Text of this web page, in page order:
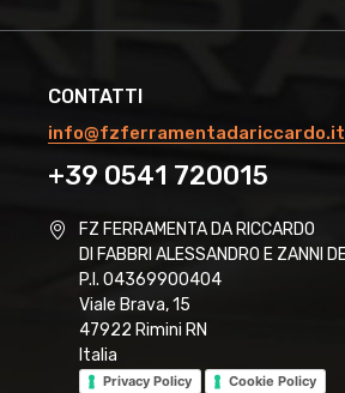
CONTATTI
info@fzferramentadariccardo.it
+39 0541 720015
FZ FERRAMENTA DA RICCARDO
DI FABBRI ALESSANDRO E ZANNI
P.I. 04369900404
Viale Brava, 15
47922 Rimini RN
Italia
Privacy Policy Cookie Policy